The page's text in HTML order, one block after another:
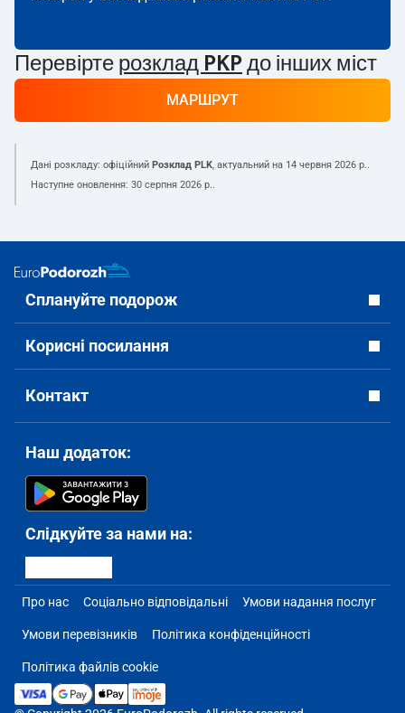
Перевірте розклад PKP до інших міст
МАРШРУТ
Дані розкладу: офіційний Розклад PLK, актуальний на 14 червня 2026 р..
Наступне оновлення: 30 серпня 2026 р..
Сплануйте подорож
Корисні посилання
Контакт
Наш додаток:
Слідкуйте за нами на:
Про нас Соціально відповідальні Умови надання послуг
Умови перевізників Політика конфіденційності
Політика файлів cookie